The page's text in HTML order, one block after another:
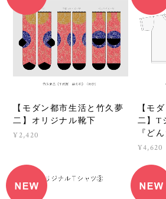
【モダン都市生活と竹久夢
二】オリジナル靴下
【モ
二】
『ど
¥4,620